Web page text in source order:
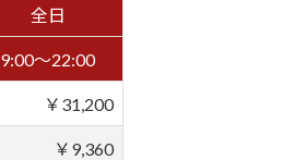
全日
9:00～22:00
￥31,200
￥9,360